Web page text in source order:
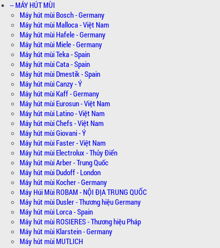
-- MÁY HÚT MÙI
Máy hút mùi Bosch - Germany
Máy hút mùi Malloca - Việt Nam
Máy hút mùi Hafele - Germany
Máy hút mùi Miele - Germany
Máy hút mùi Teka - Spain
Máy hút mùi Cata - Spain
Máy hút mùi Dmestik - Spain
Máy hút mùi Canzy - Ý
Máy hút mùi Kaff - Germany
Máy hút mùi Eurosun - Việt Nam
Máy hút mùi Latino - Việt Nam
Máy hút mùi Chefs - Việt Nam
Máy hút mùi Giovani - Ý
Máy hút mùi Faster - Việt Nam
Máy hút mùi Electrolux - Thủy Điển
Máy hút mùi Arber - Trung Quốc
Máy hút mùi Dudoff - London
Máy hút mùi Kocher - Germany
Máy Húi Mùi ROBAM - NỘI ĐỊA TRUNG QUỐC
Máy hút mùi Dusler - Thương hiệu Germany
Máy hút mùi Lorca - Spain
Máy hút mùi ROSIERES - Thương hiệu Pháp
Máy hút mùi Klarstein - Germany
Máy hút mùi MUTLICH